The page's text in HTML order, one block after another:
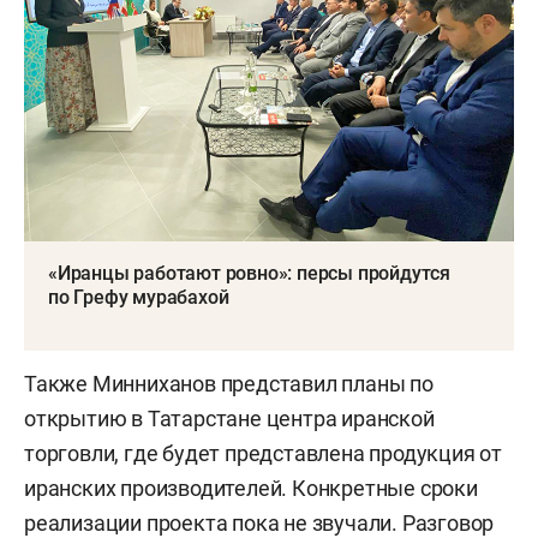
«Иранцы работают ровно»: персы пройдутся
по Грефу мурабахой
Также Минниханов представил планы по
открытию в Татарстане центра иранской
торговли, где будет представлена продукция от
иранских производителей. Конкретные сроки
реализации проекта пока не звучали. Разговор